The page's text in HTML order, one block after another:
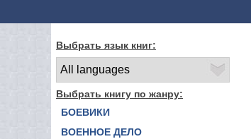
Выбрать язык книг:
Выбрать книгу по жанру:
БОЕВИКИ
ВОЕННОЕ ДЕЛО